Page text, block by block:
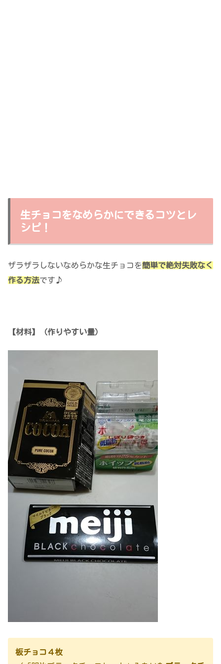
生チョコをなめらかにできるコツとレ
シピ！
ザラザラしないなめらかな生チョコを簡単で絶対失敗なく
作る方法です♪
【材料】（作りやすい量）
板チョコ４枚